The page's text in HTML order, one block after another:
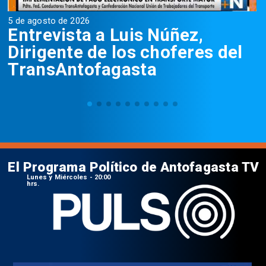
5 de agosto de 2026
Entrevista a Luis Núñez,
Dirigente de los choferes del
TransAntofagasta
El Programa Político de Antofagasta TV
Lunes y Miércoles - 20:00
hrs.